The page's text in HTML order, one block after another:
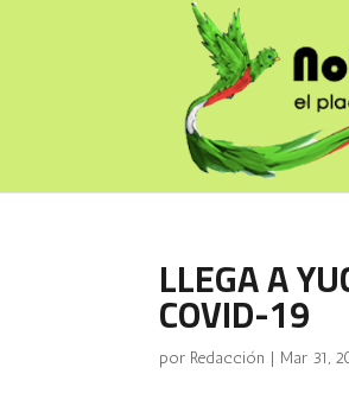
LLEGA A
COVID-19
por Redacción | Mar 31,